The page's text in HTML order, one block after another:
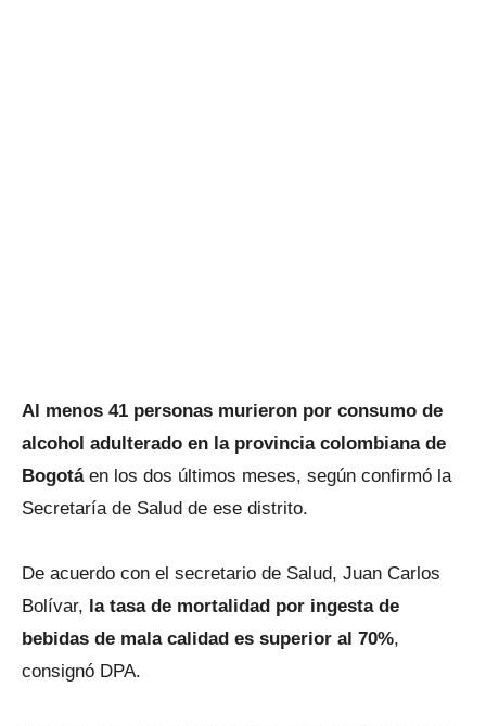
Al menos 41 personas murieron por consumo de
alcohol adulterado en la provincia colombiana de
Bogotá en los dos últimos meses, según confirmó la
Secretaría de Salud de ese distrito.
De acuerdo con el secretario de Salud, Juan Carlos
Bolívar, la tasa de mortalidad por ingesta de
bebidas de mala calidad es superior al 70%,
consignó DPA.